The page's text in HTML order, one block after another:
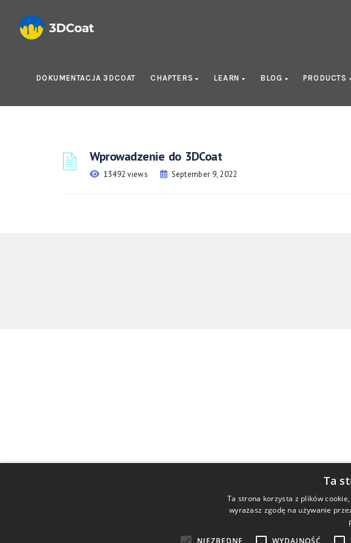
DOKUMENTACJA 3DCOAT CHAPTERS LEARN BLOG PRODUCTS
Wprowadzenie do 3DCoat
13492 views September 9, 2022
Ta
Ta strona korzysta z plików
wyrażasz zgodę na używanie
NIEZBĘDNE
WYDAJNOŚĆ